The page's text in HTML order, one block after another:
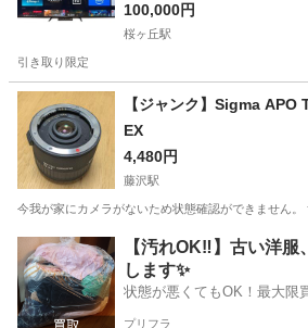
100,000円
桜ヶ丘駅
引き取り限定
神奈川 大和市 桜ヶ丘駅
【ジャンク】Sigma APO
EX
4,480円
藤沢駅
今我が家にカメラがないため状態確認ができません
神奈川 藤沢市 藤沢駅 カメラ
【汚れOK‼️】古い洋
します✨
状態が悪くてもOK！最大限
プリフラ